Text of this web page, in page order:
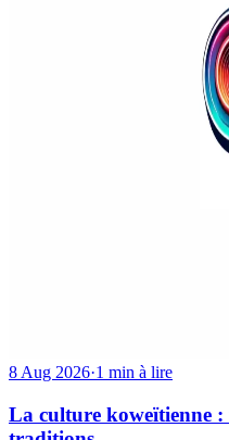
8 Aug 2026·1 min à lire
La culture koweïtienne